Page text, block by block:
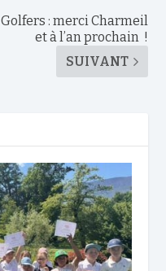
Golfers : merci Charmeil
et à l’an prochain !
SUIVANT